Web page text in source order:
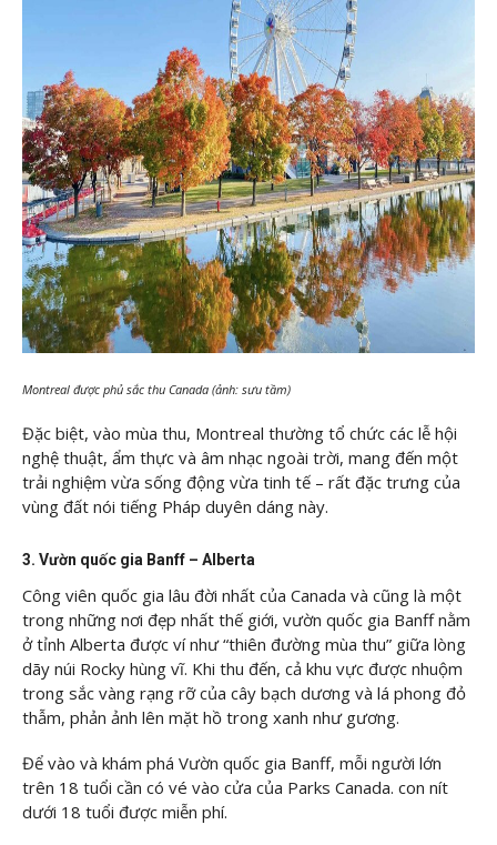
Montreal được phủ sắc thu Canada (ảnh: sưu tầm)
Đặc biệt, vào mùa thu, Montreal thường tổ chức các lễ hội
nghệ thuật, ẩm thực và âm nhạc ngoài trời, mang đến một
trải nghiệm vừa sống động vừa tinh tế – rất đặc trưng của
vùng đất nói tiếng Pháp duyên dáng này.
3. Vườn quốc gia Banff – Alberta
Công viên quốc gia lâu đời nhất của Canada và cũng là một
trong những nơi đẹp nhất thế giới, vườn quốc gia Banff nằm
ở tỉnh Alberta được ví như “thiên đường mùa thu” giữa lòng
dãy núi Rocky hùng vĩ. Khi thu đến, cả khu vực được nhuộm
trong sắc vàng rạng rỡ của cây bạch dương và lá phong đỏ
thẫm, phản ảnh lên mặt hồ trong xanh như gương.
Để vào và khám phá Vườn quốc gia Banff, mỗi người lớn
trên 18 tuổi cần có vé vào cửa của Parks Canada. con nít
dưới 18 tuổi được miễn phí.